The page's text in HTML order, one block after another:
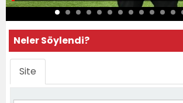
Neler Söylendi?
Site